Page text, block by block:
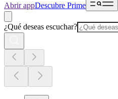
Abrir appDescubre Prime
¿Qué deseas escuchar?